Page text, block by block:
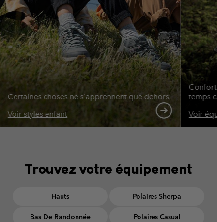
Certaines choses ne s'apprennent que dehors.
Voir styles enfant
temps
Voir
Trouvez votre équipement
Hauts Polaires Sherpa
Bas De Randonnée Polaires Casual